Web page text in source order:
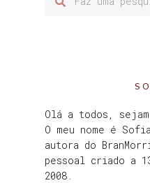
Olá a todos,
O meu nome é
autora do
pessoal criado a
2008.